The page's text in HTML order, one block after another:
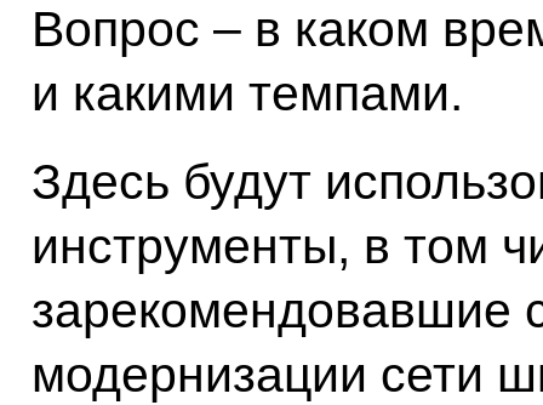
Вопрос – в каком
и какими темпами.
Здесь будут
инструменты, в том
зарекомендовавшие
модернизации сети